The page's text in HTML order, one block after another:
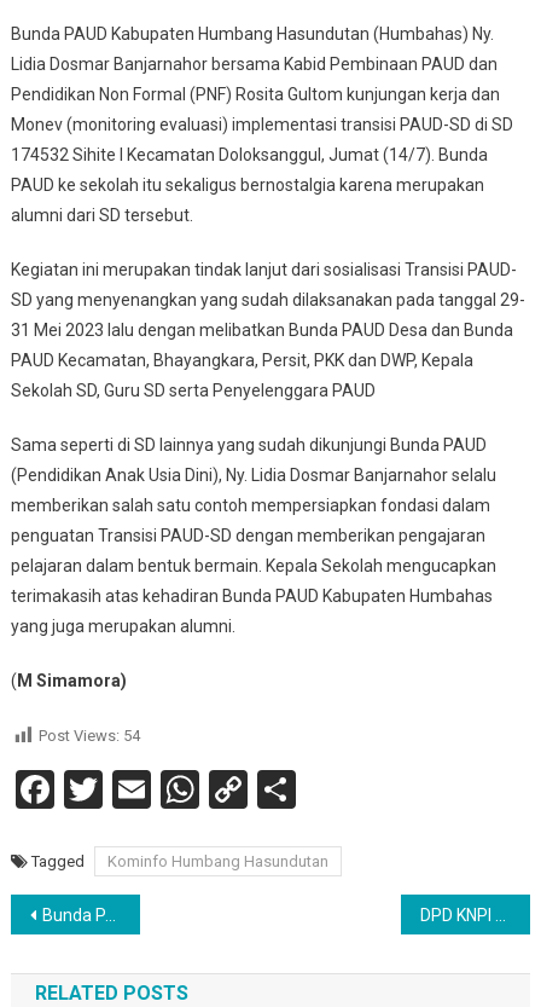
Bunda PAUD Kabupaten Humbang Hasundutan (Humbahas) Ny.
Lidia Dosmar Banjarnahor bersama Kabid Pembinaan PAUD dan
Pendidikan Non Formal (PNF) Rosita Gultom kunjungan kerja dan
Monev (monitoring evaluasi) implementasi transisi PAUD-SD di SD
174532 Sihite I Kecamatan Doloksanggul, Jumat (14/7). Bunda
PAUD ke sekolah itu sekaligus bernostalgia karena merupakan
alumni dari SD tersebut.
Kegiatan ini merupakan tindak lanjut dari sosialisasi Transisi PAUD-
SD yang menyenangkan yang sudah dilaksanakan pada tanggal 29-
31 Mei 2023 lalu dengan melibatkan Bunda PAUD Desa dan Bunda
PAUD Kecamatan, Bhayangkara, Persit, PKK dan DWP, Kepala
Sekolah SD, Guru SD serta Penyelenggara PAUD
Sama seperti di SD lainnya yang sudah dikunjungi Bunda PAUD
(Pendidikan Anak Usia Dini), Ny. Lidia Dosmar Banjarnahor selalu
memberikan salah satu contoh mempersiapkan fondasi dalam
penguatan Transisi PAUD-SD dengan memberikan pengajaran
pelajaran dalam bentuk bermain. Kepala Sekolah mengucapkan
terimakasih atas kehadiran Bunda PAUD Kabupaten Humbahas
yang juga merupakan alumni.
( M Simamora)
Post Views: 54
Facebook
Twitter
EmailWhatsApp
CopyShare
Tagged Kominfo Humbang Hasundutan
Navigasi
pos
Bunda PAUD Humbahas Kunker Monev Implementasi Transisi PAUD-SD di SD 174532 DPD KNPI Menyerahkan Surat RDPU, Kepada DPRD Kota Tebing tinggi .
RELATED POSTS